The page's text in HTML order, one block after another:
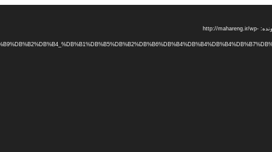
دریافت پرونده: http://mahareng.ir/wp-